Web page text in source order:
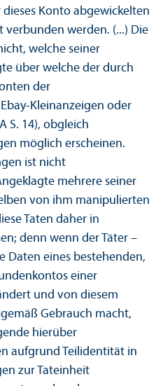
Konto abgewickelten
verbunden werden. (...) Die
welche seiner
über welche der durch
der
Kleinanzeigen oder
S. 14), obgleich
möglich erscheinen.
ist nicht
mehrere seiner
von ihm manipulierten
Taten daher in
denn wenn der Täter –
Daten eines bestehenden,
einer
und von diesem
Gebrauch macht,
hierüber
aufgrund Teilidentität in
zur Tateinheit